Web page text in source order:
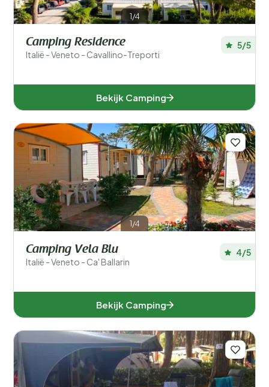
1/4
Camping Residence
Italië - Veneto - Cavallino-Treporti
5/5
Bekijk Camping
1/4
Camping Vela Blu
Italië - Veneto - Ca' Ballarin
4/5
Bekijk Camping